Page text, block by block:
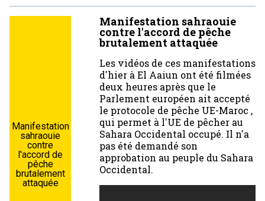
Manifestation
sahraouie
contre
l'accord de
pêche
brutalement
attaquée
Manifestation sahraouie
contre l'accord de pêche
brutalement attaquée
Les vidéos de ces manifestations
d'hier à El Aaiun ont été filmées
deux heures après que le
Parlement européen ait accepté
le protocole de pêche UE-Maroc ,
qui permet à l'UE de pêcher au
Sahara Occidental occupé. Il n'a
pas été demandé son
approbation au peuple du Sahara
Occidental.